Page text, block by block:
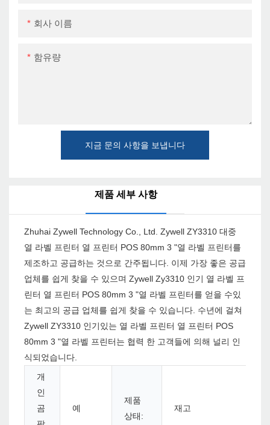
회사 이름
함유량
지금 문의 사항을 보냅니다
제품 세부 사항
Zhuhai Zywell Technology Co., Ltd. Zywell ZY3310 대중
열 라벨 프린터 열 프린터 POS 80mm 3 "열 라벨 프린터를
제조하고 공급하는 것으로 간주됩니다. 이제 가장 좋은 공급
업체를 쉽게 찾을 수 있으며 Zywell Zy3310 인기 열 라벨 프
린터 열 프린터 POS 80mm 3 "열 라벨 프린터를 얻을 수있
는 최고의 공급 업체를 쉽게 찾을 수 있습니다. 수년에 걸쳐
Zywell ZY3310 인기있는 열 라벨 프린터 열 프린터 POS
80mm 3 "열 라벨 프린터는 협력 한 고객들에 의해 널리 인
식되었습니다.
개
인
곰
예
제품
상태:
재고